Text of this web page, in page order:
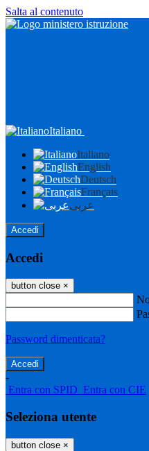
Salta al contenuto
Italiano
Italiano
English
Deutsch
Français
عربى
Accedi
Accedi
button close ×
Password dimenticata?
-
Entra con SPID Entra con CIE
Seleziona utente
button close ×